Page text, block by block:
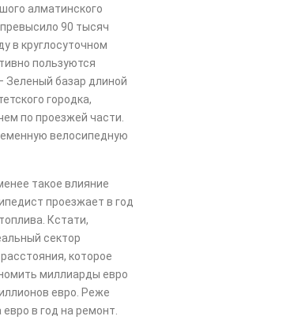
алматинского
90 тысяч
в круглосуточном
пользуются
Зеленый базар длиной
городка,
по проезжей части.
велосипедную
такое влияние
проезжает в год
Кстати,
сектор
которое
миллиарды евро
евро. Реже
в год на ремонт.